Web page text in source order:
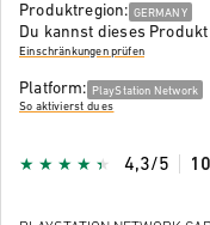
Produktregion: GERMANY
Du kannst dieses
Einschränkungen prüfen
Platform: PlayStation Network
So aktivierst du es
4,3/5 10